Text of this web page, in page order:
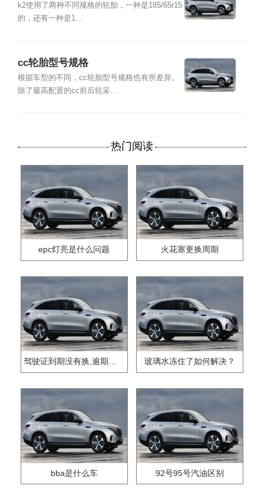
k2使用了两种不同规格的轮胎，一种是185/65r15
的，还有一种是1...
cc轮胎型号规格
根据车型的不同，cc轮胎型号规格也有所差异。
除了最高配置的cc前后轮采...
热门阅读
epc灯亮是什么问题 火花塞更换周期
玻璃水冻住了如何解决？
bba是什么车 92号95号汽油区别